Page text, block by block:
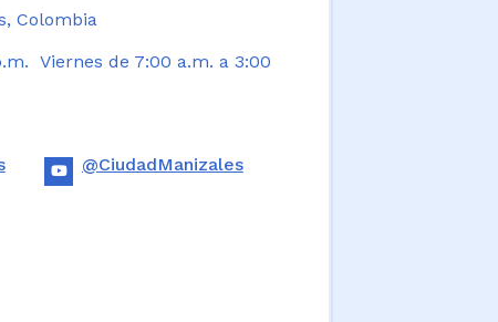
Colombia
Viernes de 7:00 a.m. a 3:00
@CiudadManizales